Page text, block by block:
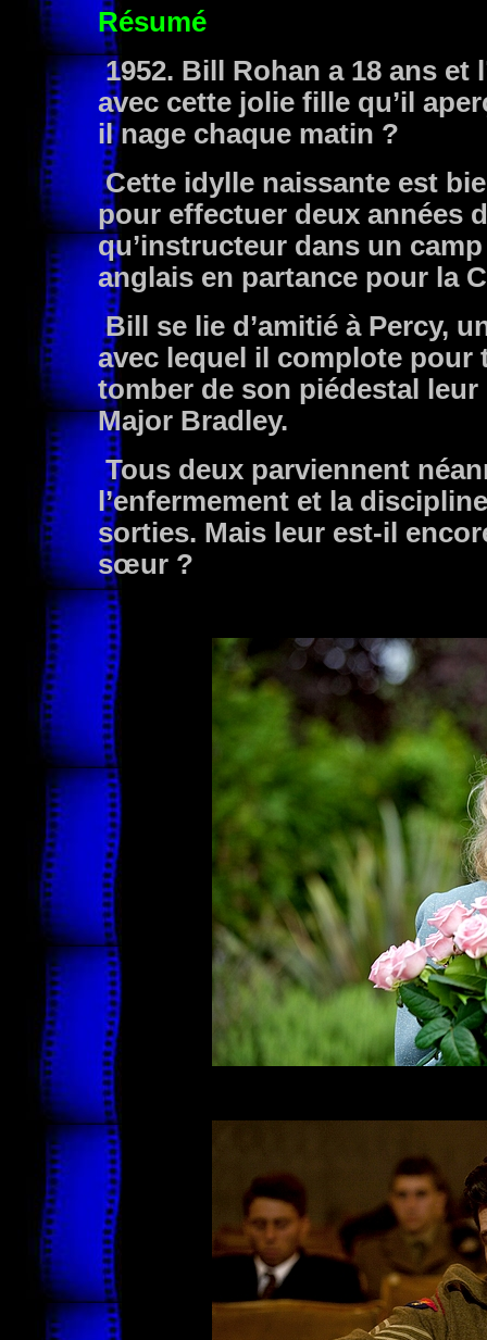
Résumé
1952. Bill Rohan a 18 ans et
avec cette jolie fille qu’il
il nage chaque matin ?
Cette idylle naissante est
pour effectuer deux années
qu’instructeur dans un
anglais en partance pour la
Bill se lie d’amitié à Percy,
avec lequel il complote pour
tomber de son piédestal
Major Bradley.
Tous deux parviennent
l’enfermement et la
sorties. Mais leur est-il
sœur ?